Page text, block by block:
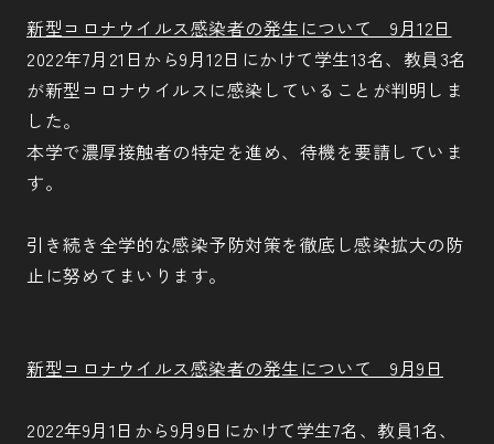
新型コロナウイルス感染者の発生について 9月12日
2022年7月21日から9月12日にかけて学生13名、教員3名
が新型コロナウイルスに感染していることが判明しま
した。
本学で濃厚接触者の特定を進め、待機を要請していま
す。
引き続き全学的な感染予防対策を徹底し感染拡大の防
止に努めてまいります。
新型コロナウイルス感染者の発生について 9月9日
2022年9月1日から9月9日にかけて学生7名、教員1名、